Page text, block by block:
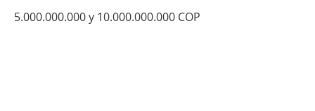
5.000.000.000 y 10.000.000.000 COP